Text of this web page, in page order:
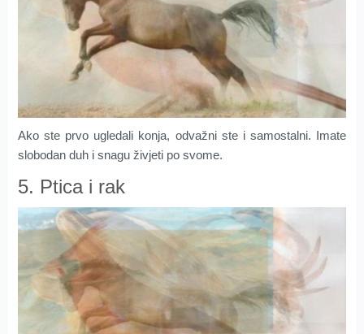
Ako ste prvo ugledali konja, odvažni ste i samostalni. Imate
slobodan duh i snagu živjeti po svome.
5. Ptica i rak